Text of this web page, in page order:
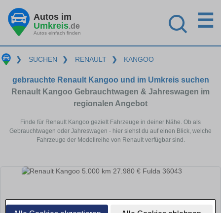
Autos im
Umkreis.de
Autos einfach finden
☰
❯ SUCHEN ❯ RENAULT ❯ KANGOO
gebrauchte Renault Kangoo und im Umkreis suchen
Renault Kangoo Gebrauchtwagen & Jahreswagen im
regionalen Angebot
Finde für Renault Kangoo gezielt Fahrzeuge in deiner Nähe. Ob als
Gebrauchtwagen oder Jahreswagen - hier siehst du auf einen Blick, welche
Fahrzeuge der Modellreihe von Renault verfügbar sind.